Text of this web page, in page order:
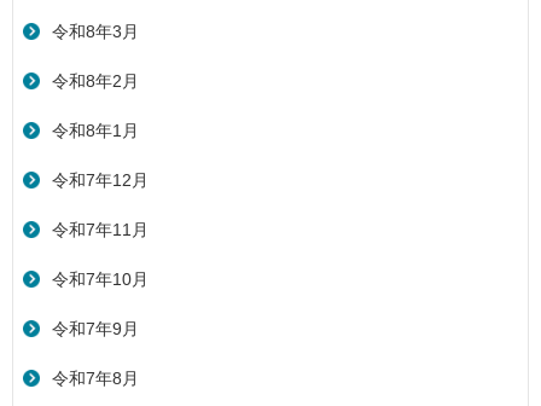
令和8年3月
令和8年2月
令和8年1月
令和7年12月
令和7年11月
令和7年10月
令和7年9月
令和7年8月